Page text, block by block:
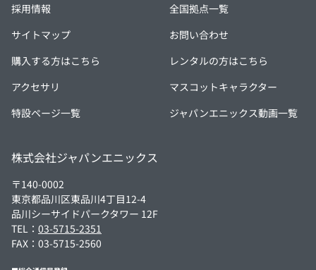
採用情報
全国拠点一覧
サイトマップ
お問い合わせ
購入する方はこちら
レンタルの方はこちら
アクセサリ
マスコットキャラクター
特設ページ一覧
ジャパンエニックス動画一覧
株式会社ジャパンエニックス
〒140-0002
東京都品川区東品川4丁目12-4
品川シーサイドパークタワー 12F
TEL： 03-5715-2351
FAX：03-5715-2560